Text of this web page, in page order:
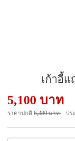
เก้าอี้แ
5,100 บาท
ราคาปกติ 6,380 บาท ปร